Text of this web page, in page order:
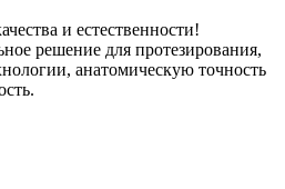
и естественности!
решение для протезирования,
анатомическую точность